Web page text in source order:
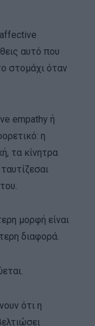
αυτό που
στομάχι όταν
empathy ή
η
τα κίνητρα
μορφή είναι
διαφορά.
ότι η